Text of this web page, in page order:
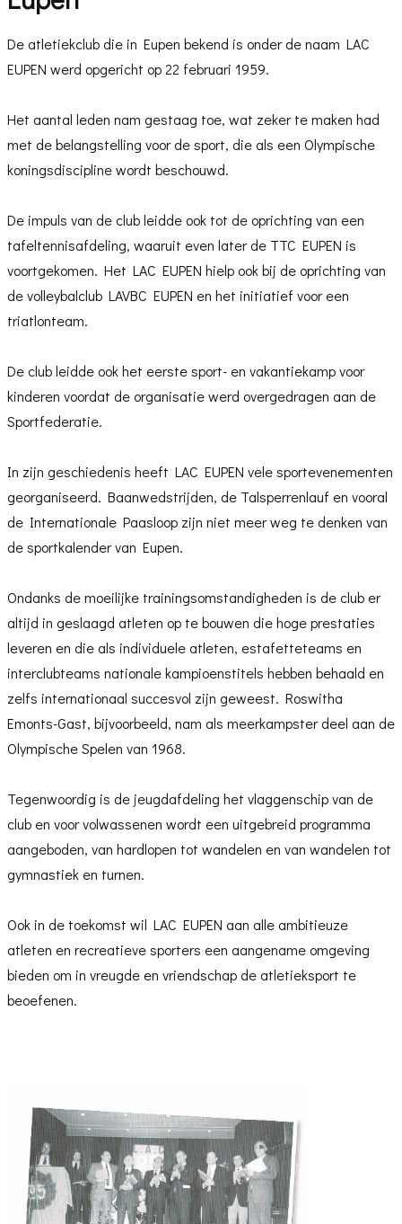
De atletiekclub die in Eupen bekend is onder de naam LAC
EUPEN werd opgericht op 22 februari 1959.
Het aantal leden nam gestaag toe, wat zeker te maken had
met de belangstelling voor de sport, die als een Olympische
koningsdiscipline wordt beschouwd.
De impuls van de club leidde ook tot de oprichting van een
tafeltennisafdeling, waaruit even later de TTC EUPEN is
voortgekomen. Het LAC EUPEN hielp ook bij de oprichting van
de volleybalclub LAVBC EUPEN en het initiatief voor een
triatlonteam.
De club leidde ook het eerste sport- en vakantiekamp voor
kinderen voordat de organisatie werd overgedragen aan de
Sportfederatie.
In zijn geschiedenis heeft LAC EUPEN vele sportevenementen
georganiseerd. Baanwedstrijden, de Talsperrenlauf en vooral
de Internationale Paasloop zijn niet meer weg te denken van
de sportkalender van Eupen.
Ondanks de moeilijke trainingsomstandigheden is de club er
altijd in geslaagd atleten op te bouwen die hoge prestaties
leveren en die als individuele atleten, estafetteteams en
interclubteams nationale kampioenstitels hebben behaald en
zelfs internationaal succesvol zijn geweest. Roswitha
Emonts-Gast, bijvoorbeeld, nam als meerkampster deel aan de
Olympische Spelen van 1968.
Tegenwoordig is de jeugdafdeling het vlaggenschip van de
club en voor volwassenen wordt een uitgebreid programma
aangeboden, van hardlopen tot wandelen en van wandelen tot
gymnastiek en turnen.
Ook in de toekomst wil LAC EUPEN aan alle ambitieuze
atleten en recreatieve sporters een aangename omgeving
bieden om in vreugde en vriendschap de atletieksport te
beoefenen.